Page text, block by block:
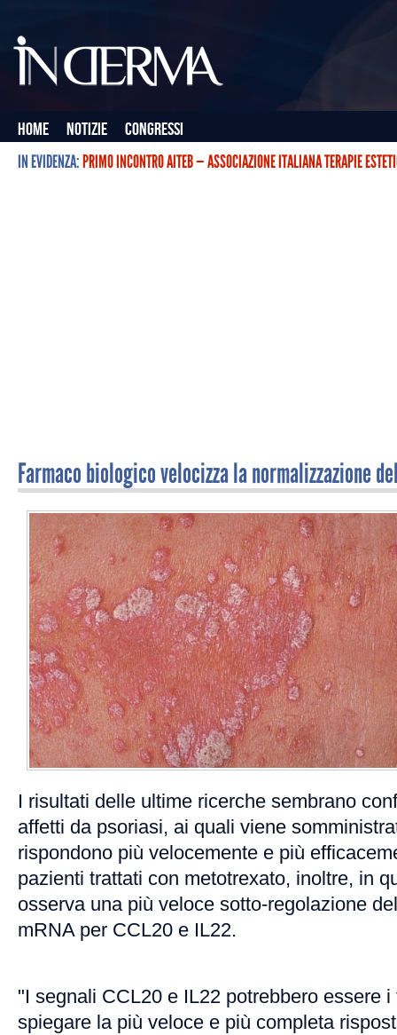
Home Notizie
Congressi
IN EVIDENZA:PRIMO INCONTRO AITEB — ASSOCIAZIONE ITALIANA TERAPIE
Farmaco biologico velocizza la normalizzazione
I risultati delle ultime ricerche sembrano
affetti da psoriasi, ai quali viene
rispondono più velocemente e più
pazienti trattati con metotrexato, inoltre, in
osserva una più veloce sotto-regolazione
mRNA per CCL20 e IL22.
"I segnali CCL20 e IL22 potrebbero essere
spiegare la più veloce e più completa